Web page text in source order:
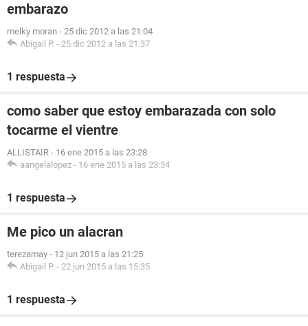
embarazo
melky moran - 25 dic 2012 a las 21:04
Abigail P. - 25 dic 2012 a las 21:37
1 respuesta
como saber que estoy embarazada con solo
tocarme el vientre
ALLISTAIR - 16 ene 2015 a las 23:28
aangelalopez - 16 ene 2015 a las 23:34
1 respuesta
Me pico un alacran
terezamay - 12 jun 2015 a las 21:25
Abigail P. - 22 jun 2015 a las 15:35
1 respuesta